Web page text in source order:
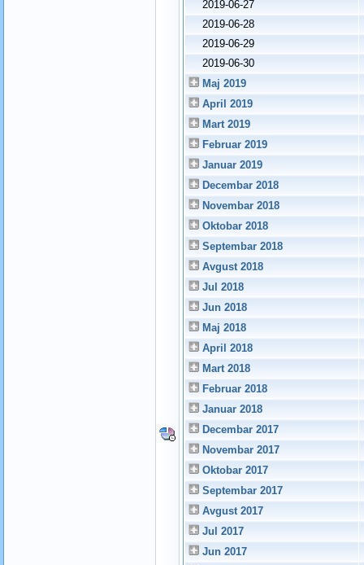
2019-06-27
2019-06-28
2019-06-29
2019-06-30
Maj 2019
April 2019
Mart 2019
Februar 2019
Januar 2019
Decembar 2018
Novembar 2018
Oktobar 2018
Septembar 2018
Avgust 2018
Jul 2018
Jun 2018
Maj 2018
April 2018
Mart 2018
Februar 2018
Januar 2018
Decembar 2017
Novembar 2017
Oktobar 2017
Septembar 2017
Avgust 2017
Jul 2017
Jun 2017